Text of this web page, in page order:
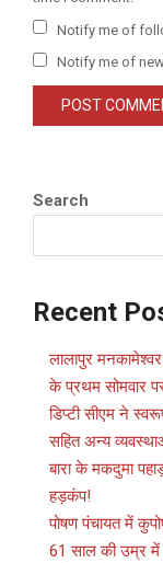
Notify me of
Notify me of
Search
Recent
लालापुर
के प्रथम सोमवार
डिप्टी सीएम ने
सहित अन्य
बारा के मकदुमा
हड़कंप!
पोषण पंचायत में
61 साल की उम्र में